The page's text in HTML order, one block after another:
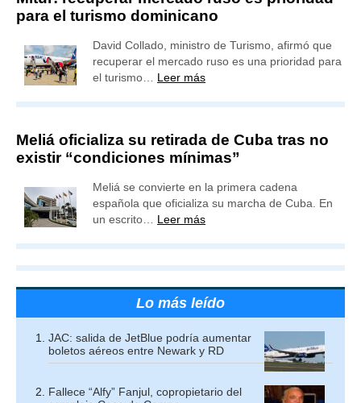
para el turismo dominicano
David Collado, ministro de Turismo, afirmó que
recuperar el mercado ruso es una prioridad para
el turismo… Leer más
Meliá oficializa su retirada de Cuba tras no
existir “condiciones mínimas”
Meliá se convierte en la primera cadena
española que oficializa su marcha de Cuba. En
un escrito… Leer más
Lo más leído
JAC: salida de JetBlue podría aumentar
boletos aéreos entre Newark y RD
Fallece “Alfy” Fanjul, copropietario del